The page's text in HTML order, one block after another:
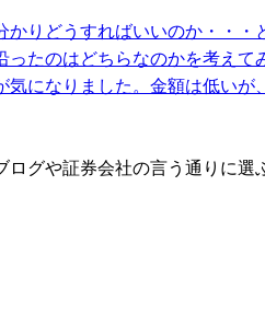
りどうすればいいのか・・
たのはどちらなのかを考え
になりました。金額は低
グや証券会社の言う通りに